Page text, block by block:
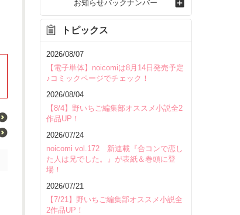
お知らせバックナンバー
トピックス
2026/08/07
【電子単体】noicomiは8月14日発売予定
♪コミックページでチェック！
2026/08/04
【8/4】野いちご編集部オススメ小説全2
作品UP！
2026/07/24
noicomi vol.172 新連載『合コンで恋し
た人は兄でした。』が表紙＆巻頭に登
場！
2026/07/21
【7/21】野いちご編集部オススメ小説全
2作品UP！